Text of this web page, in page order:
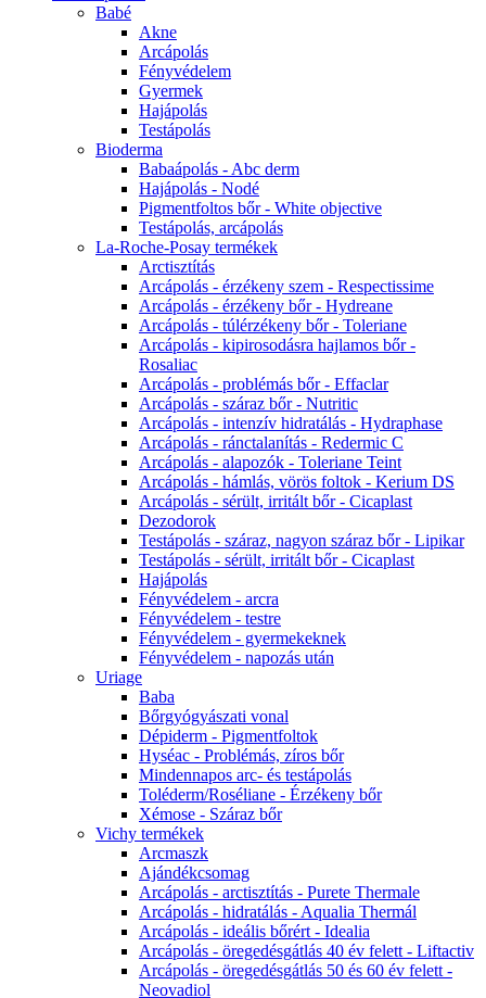
Babé
Akne
Arcápolás
Fényvédelem
Gyermek
Hajápolás
Testápolás
Bioderma
Babaápolás - Abc derm
Hajápolás - Nodé
Pigmentfoltos bőr - White objective
Testápolás, arcápolás
La-Roche-Posay termékek
Arctisztítás
Arcápolás - érzékeny szem - Respectissime
Arcápolás - érzékeny bőr - Hydreane
Arcápolás - túlérzékeny bőr - Toleriane
Arcápolás - kipirosodásra hajlamos bőr -
Rosaliac
Arcápolás - problémás bőr - Effaclar
Arcápolás - száraz bőr - Nutritic
Arcápolás - intenzív hidratálás - Hydraphase
Arcápolás - ránctalanítás - Redermic C
Arcápolás - alapozók - Toleriane Teint
Arcápolás - hámlás, vörös foltok - Kerium DS
Arcápolás - sérült, irritált bőr - Cicaplast
Dezodorok
Testápolás - száraz, nagyon száraz bőr - Lipikar
Testápolás - sérült, irritált bőr - Cicaplast
Hajápolás
Fényvédelem - arcra
Fényvédelem - testre
Fényvédelem - gyermekeknek
Fényvédelem - napozás után
Uriage
Baba
Bőrgyógyászati vonal
Dépiderm - Pigmentfoltok
Hyséac - Problémás, zíros bőr
Mindennapos arc- és testápolás
Toléderm/Roséliane - Érzékeny bőr
Xémose - Száraz bőr
Vichy termékek
Arcmaszk
Ajándékcsomag
Arcápolás - arctisztítás - Purete Thermale
Arcápolás - hidratálás - Aqualia Thermál
Arcápolás - ideális bőrért - Idealia
Arcápolás - öregedésgátlás 40 év felett - Liftactiv
Arcápolás - öregedésgátlás 50 és 60 év felett -
Neovadiol